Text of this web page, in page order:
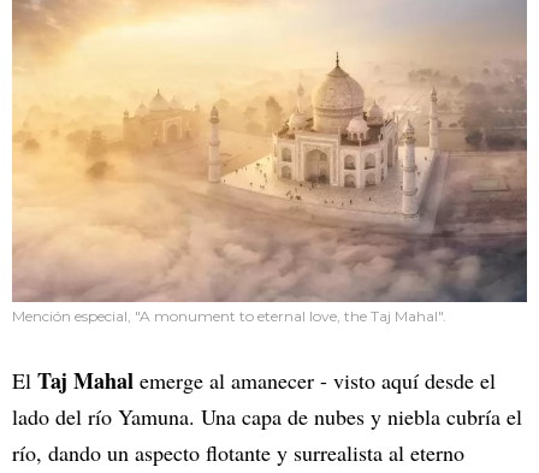
Mención especial, "A monument to eternal love, the Taj Mahal".
El Taj Mahal emerge al amanecer - visto aquí desde el
lado del río Yamuna. Una capa de nubes y niebla cubría el
río, dando un aspecto flotante y surrealista al eterno